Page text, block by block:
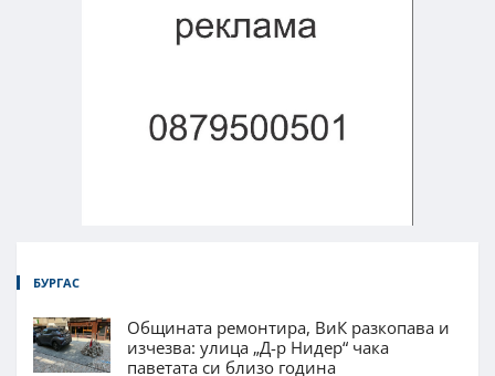
БУРГАС
Общината ремонтира, ВиК разкопава и
изчезва: улица „Д-р Нидер“ чака
паветата си близо година